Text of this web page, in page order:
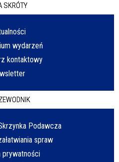
SKRÓTY
wydarzeń
kontaktowy
Podawcza
spraw
prywatności